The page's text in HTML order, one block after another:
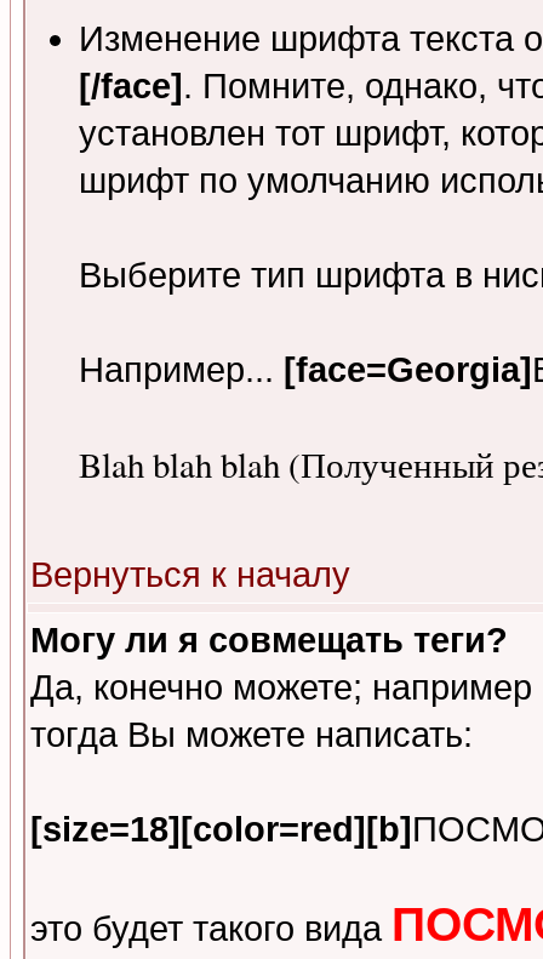
Изменение шрифта текста
[/face]. Помните, однако,
установлен тот шрифт,
шрифт по умолчанию
Выберите тип шрифта в
Например... [face=Georgia]
Blah blah blah (Полученный
Вернуться к началу
Могу ли я совмещать теги?
Да, конечно можете;
тогда Вы можете написать:
[size=18][color=red][b]
это будет такого вида